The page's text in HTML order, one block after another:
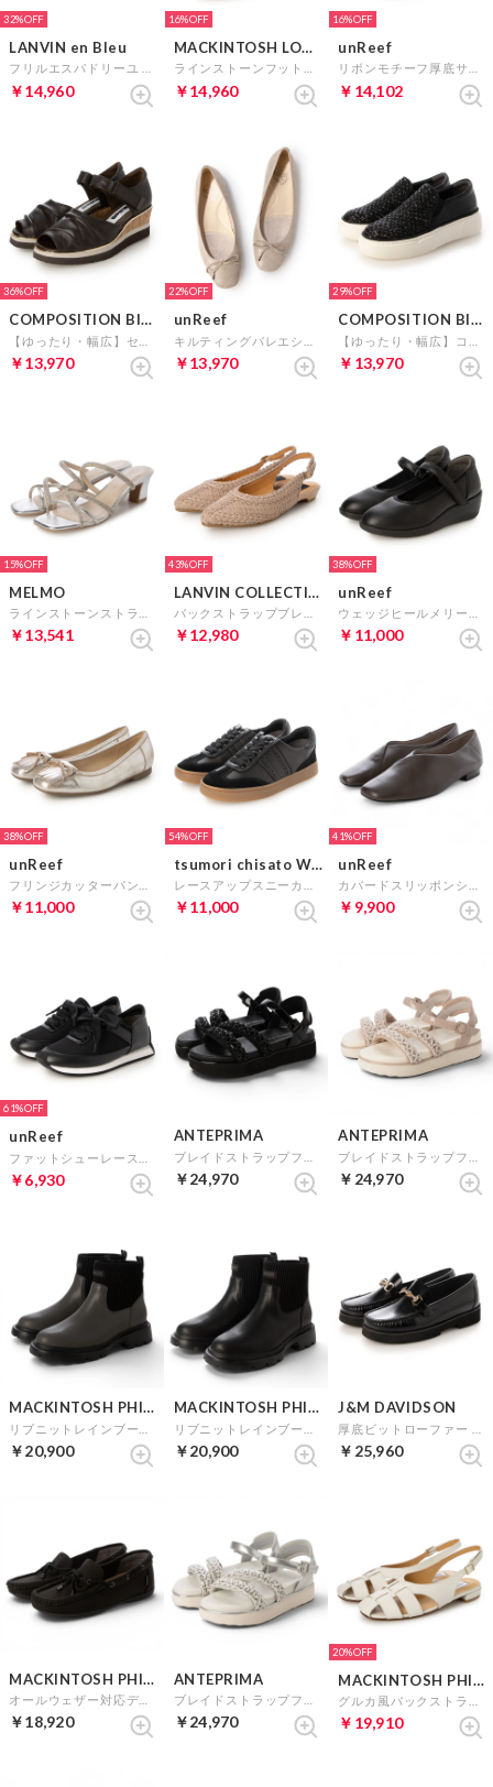
32%
LANVIN en Bleu
￥14,960
16%
MACKINTOSH LONDON
￥14,960
16%
unReef
￥14,102
36%
COMPOSITION Blow
￥13,970
22%
unReef
￥13,970
29%
COMPOSITION Blow
￥13,970
15%
MELMO
￥13,541
43%
LANVIN COLLECTION
￥12,980
38%
unReef
￥11,000
38%
unReef
￥11,000
54%
tsumori chisato WALK
￥11,000
41%
unReef
￥9,900
61%
unReef
￥6,930
ANTEPRIMA
￥24,970
ANTEPRIMA
￥24,970
MACKINTOSH PHILOSOPHY
￥20,900
MACKINTOSH PHILOSOPHY
￥20,900
J&M DAVIDSON
￥25,960
MACKINTOSH PHILOSOPHY
￥18,920
ANTEPRIMA
￥24,970
20%
MACKINTOSH PHILOSOPHY
￥19,910